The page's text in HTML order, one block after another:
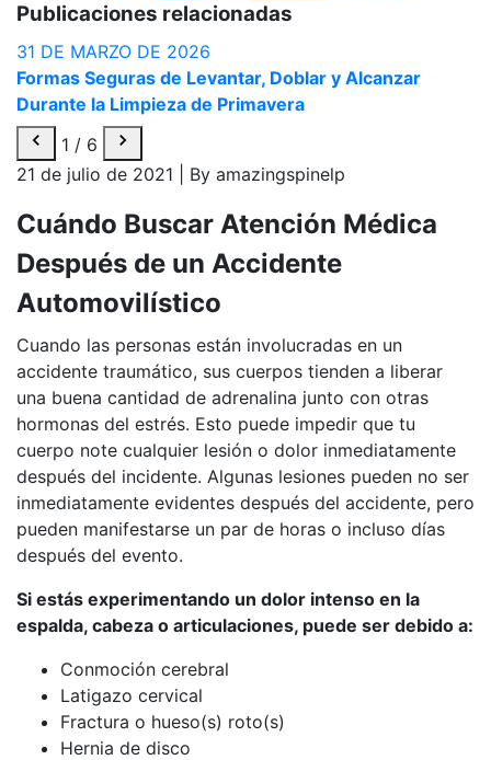
Publicaciones relacionadas
31 DE MARZO DE 2026
Formas Seguras de Levantar, Doblar y Alcanzar
Durante la Limpieza de Primavera
1 / 6
21 de julio de 2021
By amazingspinelp
Cuándo Buscar Atención Médica
Después de un Accidente
Automovilístico
Cuando las personas están involucradas en un
accidente traumático, sus cuerpos tienden a liberar
una buena cantidad de adrenalina junto con otras
hormonas del estrés. Esto puede impedir que tu
cuerpo note cualquier lesión o dolor inmediatamente
después del incidente. Algunas lesiones pueden no ser
inmediatamente evidentes después del accidente, pero
pueden manifestarse un par de horas o incluso días
después del evento.
Si estás experimentando un dolor intenso en la
espalda, cabeza o articulaciones, puede ser debido a:
Conmoción cerebral
Latigazo cervical
Fractura o hueso(s) roto(s)
Hernia de disco